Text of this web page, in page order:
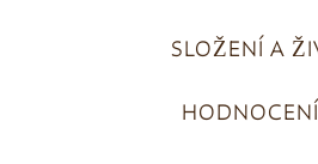
SLOŽENÍ A